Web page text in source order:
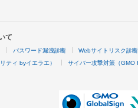
て
パスワード漏洩診断 Webサイトリスク診断
ティ byイエラエ） サイバー攻撃対策（GMO